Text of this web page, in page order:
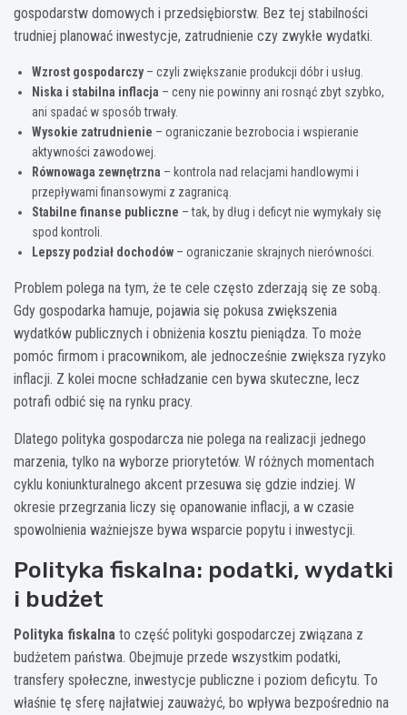
gospodarstw domowych i przedsiębiorstw. Bez tej stabilności
trudniej planować inwestycje, zatrudnienie czy zwykłe wydatki.
Wzrost gospodarczy– czyli zwiększanie produkcji dóbr i usług.
Niska i stabilna inflacja – ceny nie powinny ani rosnąć zbyt szybko,
ani spadać w sposób trwały.
Wysokie zatrudnienie – ograniczanie bezrobocia i wspieranie
aktywności zawodowej.
Równowaga zewnętrzna – kontrola nad relacjami handlowymi i
przepływami finansowymi z zagranicą.
Stabilne finanse publiczne – tak, by dług i deficyt nie wymykały się
spod kontroli.
Lepszy podział dochodów – ograniczanie skrajnych nierówności.
Problem polega na tym, że te cele często zderzają się ze sobą.
Gdy gospodarka hamuje, pojawia się pokusa zwiększenia
wydatków publicznych i obniżenia kosztu pieniądza. To może
pomóc firmom i pracownikom, ale jednocześnie zwiększa ryzyko
inflacji. Z kolei mocne schładzanie cen bywa skuteczne, lecz
potrafi odbić się na rynku pracy.
Dlatego polityka gospodarcza nie polega na realizacji jednego
marzenia, tylko na wyborze priorytetów. W różnych momentach
cyklu koniunkturalnego akcent przesuwa się gdzie indziej. W
okresie przegrzania liczy się opanowanie inflacji, a w czasie
spowolnienia ważniejsze bywa wsparcie popytu i inwestycji.
Polityka fiskalna: podatki, wydatki
i budżet
Polityka fiskalna to część polityki gospodarczej związana z
budżetem państwa. Obejmuje przede wszystkim podatki,
transfery społeczne, inwestycje publiczne i poziom deficytu. To
właśnie tę sferę najłatwiej zauważyć, bo wpływa bezpośrednio na